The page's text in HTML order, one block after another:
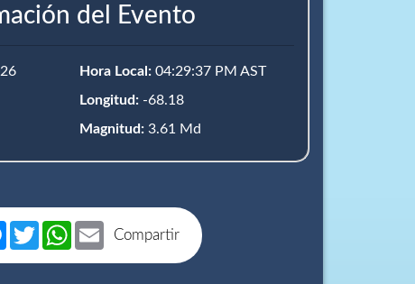
del Evento
Hora Local: 04:29:37 PM AST
Longitud: -68.18
Magnitud: 3.61 Md
Compartir
Messenger
TwitterWhatsApp
Email